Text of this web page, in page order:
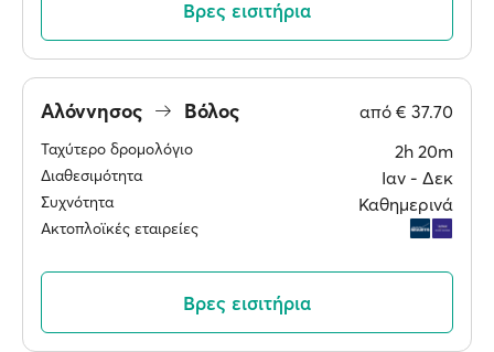
Βρες εισιτήρια
Αλόννησος Βόλος από € 37.70
Ταχύτερο δρομολόγιο 2h 20m
Διαθεσιμότητα Ιαν ‐ Δεκ
Συχνότητα Καθημερινά
Ακτοπλοϊκές εταιρείες
Βρες εισιτήρια